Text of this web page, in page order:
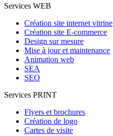
Services WEB
Création site internet vitrine
Création site E-commerce
Design sur mesure
Mise à jour et maintenance
Animation web
SEA
SEO
Services PRINT
Flyers et brochures
Création de logo
Cartes de visite